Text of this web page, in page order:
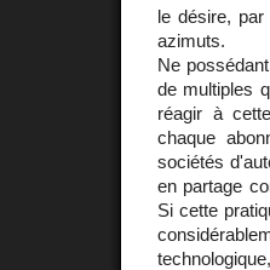
le désire,
azimuts.
Ne
de multiples
réagir à
chaque
sociétés
en partage
Si cette